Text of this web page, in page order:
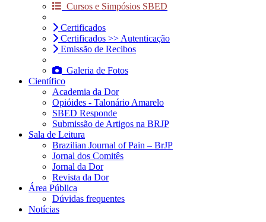
Cursos e Simpósios SBED
Certificados
Certificados >> Autenticação
Emissão de Recibos
Galeria de Fotos
Científico
Academia da Dor
Opióides - Talonário Amarelo
SBED Responde
Submissão de Artigos na BRJP
Sala de Leitura
Brazilian Journal of Pain – BrJP
Jornal dos Comitês
Jornal da Dor
Revista da Dor
Área Pública
Dúvidas frequentes
Notícias